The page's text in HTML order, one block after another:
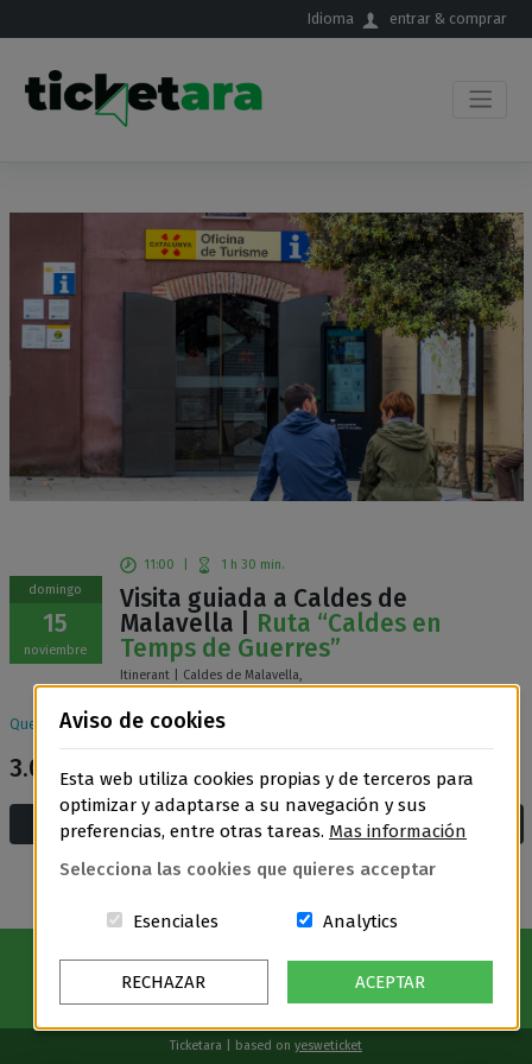
Idioma entrar & comprar
domingo
15
noviembre
11:00 1 h 30 min.
Visita guiada a Caldes de
Malavella | Ruta “Caldes en
Temps de Guerres”
Itinerant | Caldes de Malavella,
Quedan40entradas disponibles
3.00€ General
Añadir a la cesta y compra
Ticketara | based on yesweticket
Aviso de cookies
Esta web utiliza cookies propias y de terceros para
optimizar y adaptarse a su navegación y sus
preferencias, entre otras tareas. Mas información
Selecciona las cookies que quieres acceptar
Esenciales Estas cookies són essenciales para
AnalyticsCookies related
RECHAZAR ACEPTAR